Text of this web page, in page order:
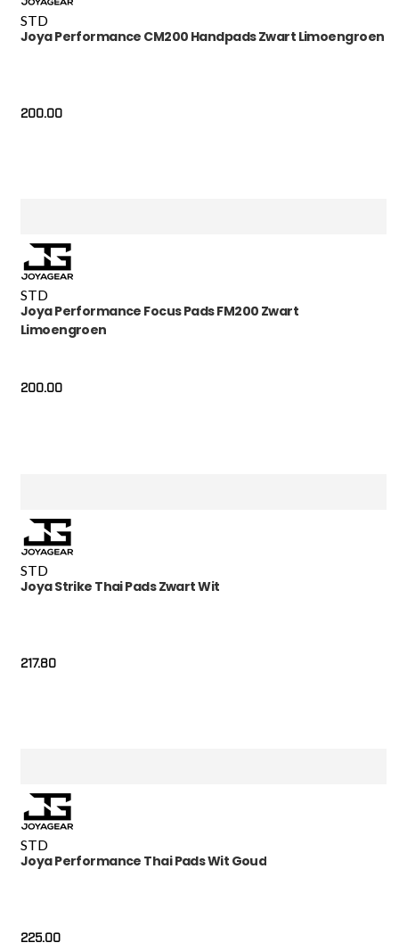
STD
Joya Performance CM200 Handpads Zwart Limoengroen
200.00
STD
Joya Performance Focus Pads FM200 Zwart
Limoengroen
200.00
STD
Joya Strike Thai Pads Zwart Wit
217.80
STD
Joya Performance Thai Pads Wit Goud
225.00